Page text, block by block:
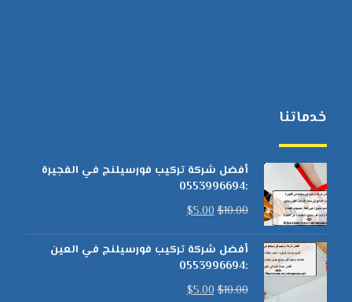
خدماتنا
أفضل شركة تركيب فورسيلنج في الفجيرة
:0553996694
$10.00
$5.00
أفضل شركة تركيب فورسيلنج في العين
:0553996694
$10.00
$5.00